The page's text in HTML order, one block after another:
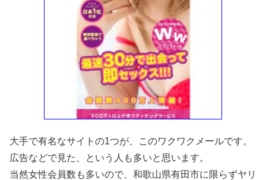
大手で有名なサイトの1つが、このワクワクメールです。
広告などで見た、という人も多いと思います。
当然女性会員数も多いので、和歌山県有田市に限らずヤリ